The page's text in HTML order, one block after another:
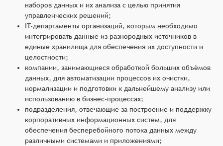
наборов данных и их анализа с целью принятия
управленческих решений;
IT-департаменты организаций, которым необходимо
интегрировать данные из разнородных источников в
единые хранилища для обеспечения их доступности и
целостности;
компании, занимающиеся обработкой больших объёмов
данных, для автоматизации процессов их очистки,
нормализации и подготовки к дальнейшему анализу или
использованию в бизнес-процессах;
подразделения, отвечающие за построение и поддержку
корпоративных информационных систем, для
обеспечения бесперебойного потока данных между
различными системами и приложениями;